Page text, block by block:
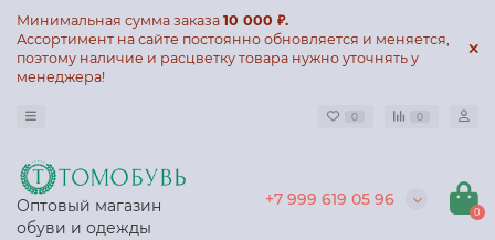
Минимальная сумма заказа 10 000 ₽.
Ассортимент на сайте постоянно обновляется и меняется,
поэтому наличие и расцветку товара нужно уточнять у
менеджера!
0 0
Оптовый магазин
обуви и одежды
+7 999 619 05 96
0